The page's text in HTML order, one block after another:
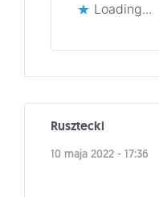
Loading...
Rusztecki
10 maja 2022 - 17:36